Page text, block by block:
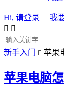
Hi, 请登录 我
 
新手入门  苹果
苹果电脑